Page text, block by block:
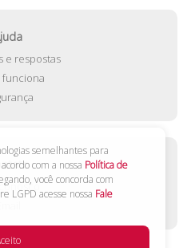
e respostas
funciona
semelhantes para
com a nossa Política de
você concorda com
LGPD acesse nossa Fale